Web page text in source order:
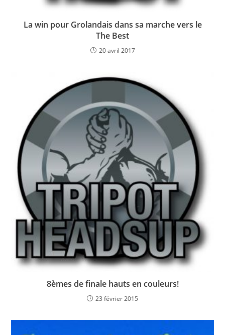
La win pour Grolandais dans sa marche vers le
The Best
20 avril 2017
8èmes de finale hauts en couleurs!
23 février 2015